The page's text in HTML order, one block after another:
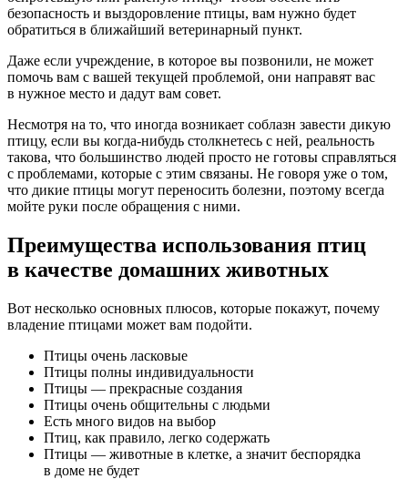
безопасность и выздоровление птицы, вам нужно будет
обратиться в ближайший ветеринарный пункт.
Даже если учреждение, в которое вы позвонили, не может
помочь вам с вашей текущей проблемой, они направят вас
в нужное место и дадут вам совет.
Несмотря на то, что иногда возникает соблазн завести дикую
птицу, если вы когда-нибудь столкнетесь с ней, реальность
такова, что большинство людей просто не готовы справляться
с проблемами, которые с этим связаны. Не говоря уже о том,
что дикие птицы могут переносить болезни, поэтому всегда
мойте руки после обращения с ними.
Преимущества использования птиц
в качестве домашних животных
Вот несколько основных плюсов, которые покажут, почему
владение птицами может вам подойти.
Птицы очень ласковые
Птицы полны индивидуальности
Птицы — прекрасные создания
Птицы очень общительны с людьми
Есть много видов на выбор
Птиц, как правило, легко содержать
Птицы — животные в клетке, а значит беспорядка
в доме не будет